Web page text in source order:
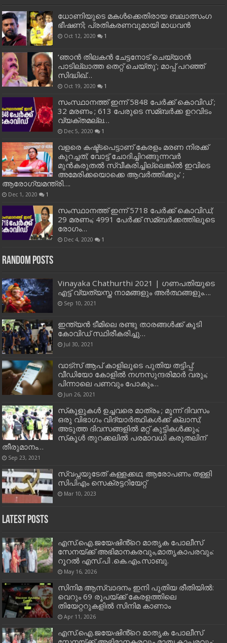
ധോണിയുടെ മകള്‍ക്കെതിരായ ബലാത്സംഗ
ഭീഷണി; പ്രതികരണവുമായി മാധവന്‍
Oct 12, 2020 1
‘ഞാന്‍ തിലകന്‍ ചേട്ടനോട് ചെയ്യാന്‍
പാടില്ലാത്ത തെറ്റ് ചെയ്തു’; മാപ്പ് പറഞ്ഞ്
സിദ്ധിഖ്…
Oct 19, 2020 1
സംസ്ഥാനത്ത് ഇന്ന് 5848 പേര്‍ക്ക് കൊവി‌ഡ് ;
32 മരണം ; 613 പേരുടെ സമ്ബര്‍ക്ക ഉറവിടം
വ്യക്തമല്ല…
Dec 5, 2020 1
വളരെ കഷ്ട്ടപെട്ടാണ് കേരളം മരണ നിരക്ക്
കുറച്ചത്; വോട്ട് ചോദിച്ചിറങ്ങുന്നവർ
മുൻകരുതൽ സ്വീകരിച്ചില്ലെങ്കിൽ ഇവിടെ
അമേരിക്കയൊക്കെ ആവർത്തിക്കും’ ;
ആരോഗ്യമന്ത്രി….
Dec 1, 2020 1
സംസ്ഥാനത്ത് ഇന്ന് 5718 പേര്‍ക്ക് കൊവിഡ്;
29 മരണം; 4991 പേര്‍ക്ക് സമ്ബര്‍ക്കത്തിലൂടെ
രോഗം…
Dec 4, 2020 1
Random Posts
Vinayaka Chathurthi 2021 | ഗണപതിയുടെ
എട്ട് വ്യത്യസ്ത നാമങ്ങളും അര്‍ത്ഥങ്ങളും….
Sep 10, 2021
ഇന്ത്യന്‍ ടീമിലെ രണ്ടു താരങ്ങള്‍ക്ക് കൂടി
കോവിഡ് സ്ഥിരീകരിച്ചു…
Jul 30, 2021
വാട്സ് ആപ് കാളിലൂടെ പുതിയ തട്ടിപ്പ്:
വീഡിയോ കോളില്‍ നഗ്നസുന്ദരിമാര്‍ വരും;
പിന്നാലെ പണവും പോകും…
Jun 26, 2021
സ്‌കൂളുകള്‍ ഉച്ചവരെ മാത്രം ; മൂന്ന് ദിവസം
ഒരു വിഭാഗം വിദ്യാര്‍ത്ഥികള്‍ക്ക് ക്ലാസ്;
അടുത്ത ദിവസങ്ങളില്‍ മറ്റ് കുട്ടികള്‍ക്കും;
സ്‌കൂള്‍ തുറക്കലില്‍ പരമാവധി കരുതലിന്
തീരുമാനം…
Sep 23, 2021
സ്വപ്നയുടേത് കള്ളക്കഥ; ആരോപണം തള്ളി
സിപിഎം സെക്രട്ടറിയേറ്റ്
Mar 10, 2023
Latest Posts
എസ്.ഐ.ജയേഷിൻ്റെ മാതൃക പോലീസ്
സേനയ്ക്ക് അഭിമാനകരവും,മാതൃകാപരവും:
റൂറൽ എസ്.പി .കെ.എം.സാബു.
May 16, 2026
സിനിമ ആസ്വാദനം ഇനി പുതിയ രീതിയിൽ:
വെറും 69 രൂപയ്ക്ക് കേരളത്തിലെ
തിയേറ്ററുകളിൽ സിനിമ കാണാം
Apr 11, 2026
എസ്.ഐ.ജയേഷിൻ്റെ മാതൃക പോലീസ്